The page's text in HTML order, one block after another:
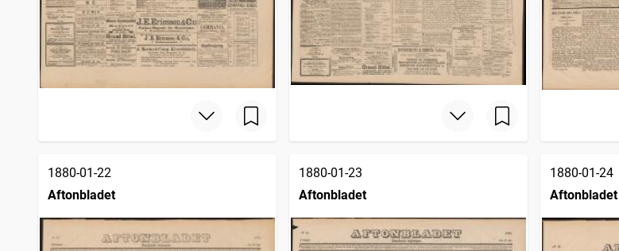
1880-01-22
Aftonbladet
1880-01-23
Aftonbladet
1880-01-24
Aftonbladet